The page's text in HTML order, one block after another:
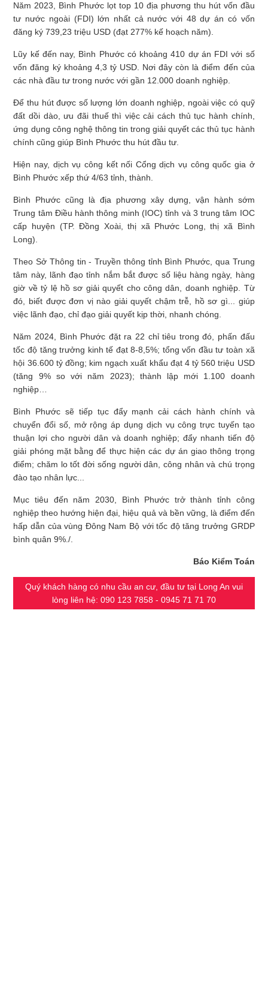
Năm 2023, Bình Phước lọt top 10 địa phương thu hút vốn đầu
tư nước ngoài (FDI) lớn nhất cả nước với 48 dự án có vốn
đăng ký 739,23 triệu USD (đạt 277% kế hoạch năm).
Lũy kế đến nay, Bình Phước có khoảng 410 dự án FDI với số
vốn đăng ký khoảng 4,3 tỷ USD. Nơi đây còn là điểm đến của
các nhà đầu tư trong nước với gần 12.000 doanh nghiệp.
Để thu hút được số lượng lớn doanh nghiệp, ngoài việc có quỹ
đất dồi dào, ưu đãi thuế thì việc cải cách thủ tục hành chính,
ứng dụng công nghệ thông tin trong giải quyết các thủ tục hành
chính cũng giúp Bình Phước thu hút đầu tư.
Hiện nay, dịch vụ công kết nối Cổng dịch vụ công quốc gia ở
Bình Phước xếp thứ 4/63 tỉnh, thành.
Bình Phước cũng là địa phương xây dựng, vận hành sớm
Trung tâm Điều hành thông minh (IOC) tỉnh và 3 trung tâm IOC
cấp huyện (TP. Đồng Xoài, thị xã Phước Long, thị xã Bình
Long).
Theo Sở Thông tin - Truyền thông tỉnh Bình Phước, qua Trung
tâm này, lãnh đạo tỉnh nắm bắt được số liệu hàng ngày, hàng
giờ về tỷ lệ hồ sơ giải quyết cho công dân, doanh nghiệp. Từ
đó, biết được đơn vị nào giải quyết chậm trễ, hồ sơ gì... giúp
việc lãnh đạo, chỉ đạo giải quyết kịp thời, nhanh chóng.
Năm 2024, Bình Phước đặt ra 22 chỉ tiêu trong đó, phấn đấu
tốc độ tăng trưởng kinh tế đạt 8-8,5%; tổng vốn đầu tư toàn xã
hội 36.600 tỷ đồng; kim ngạch xuất khẩu đạt 4 tỷ 560 triệu USD
(tăng 9% so với năm 2023); thành lập mới 1.100 doanh
nghiệp…
Bình Phước sẽ tiếp tục đẩy mạnh cải cách hành chính và
chuyển đổi số, mở rộng áp dụng dịch vụ công trực tuyến tạo
thuận lợi cho người dân và doanh nghiệp; đẩy nhanh tiến độ
giải phóng mặt bằng để thực hiện các dự án giao thông trọng
điểm; chăm lo tốt đời sống người dân, công nhân và chú trọng
đào tạo nhân lực...
Mục tiêu đến năm 2030, Bình Phước trở thành tỉnh công
nghiệp theo hướng hiện đại, hiệu quả và bền vững, là điểm đến
hấp dẫn của vùng Đông Nam Bộ với tốc độ tăng trưởng GRDP
bình quân 9%./.
Báo Kiểm Toán
Quý khách hàng có nhu cầu an cư, đầu tư tại Long An vui
lòng liên hệ: 090 123 7858 - 0945 71 71 70